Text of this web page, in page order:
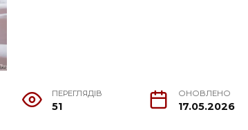
ПЕРЕГЛЯДІВ
51
ОНОВЛЕНО
17.05.2026